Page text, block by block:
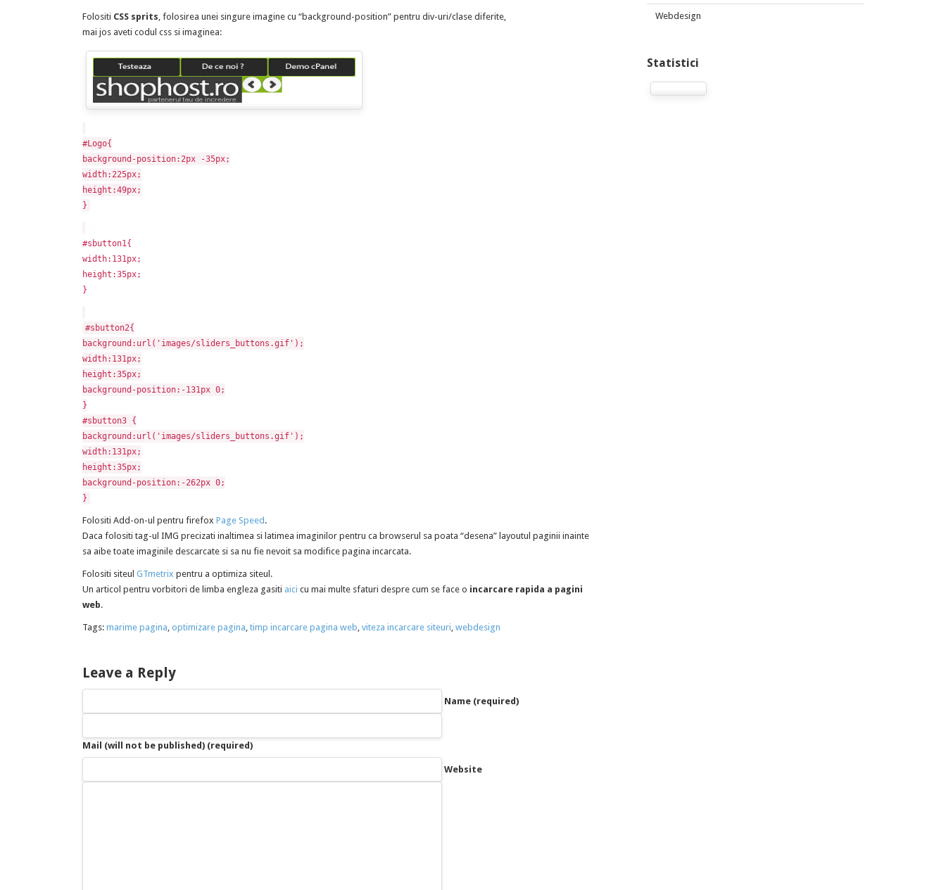
Folositi CSS sprits, folosirea unei singure imagine cu “background-position” pentru div-uri/clase diferite,
mai jos aveti codul css si imaginea:
#Logo{
background-position:2px -35px;
width:225px;
height:49px;
}
#sbutton1{
width:131px;
height:35px;
}
#sbutton2{
background:url('images/sliders_buttons.gif');
width:131px;
height:35px;
background-position:-131px 0;
}
#sbutton3 {
background:url('images/sliders_buttons.gif');
width:131px;
height:35px;
background-position:-262px 0;
}
Folositi Add-on-ul pentru firefox Page Speed .
Daca folositi tag-ul IMG precizati inaltimea si latimea imaginilor pentru ca browserul sa poata “desena” layoutul paginii inainte
sa aibe toate imaginile descarcate si sa nu fie nevoit sa modifice pagina incarcata.
Folositi siteul GTmetrix pentru a optimiza siteul.
Un articol pentru vorbitori de limba engleza gasiti aici cu mai multe sfaturi despre cum se face o incarcare rapida a pagini
web.
Tags: marime pagina, optimizare pagina, timp incarcare pagina web, viteza incarcare siteuri, webdesign
Leave a Reply
Name (required)
Mail (will not be published) (required)
Website
Webdesign
Statistici